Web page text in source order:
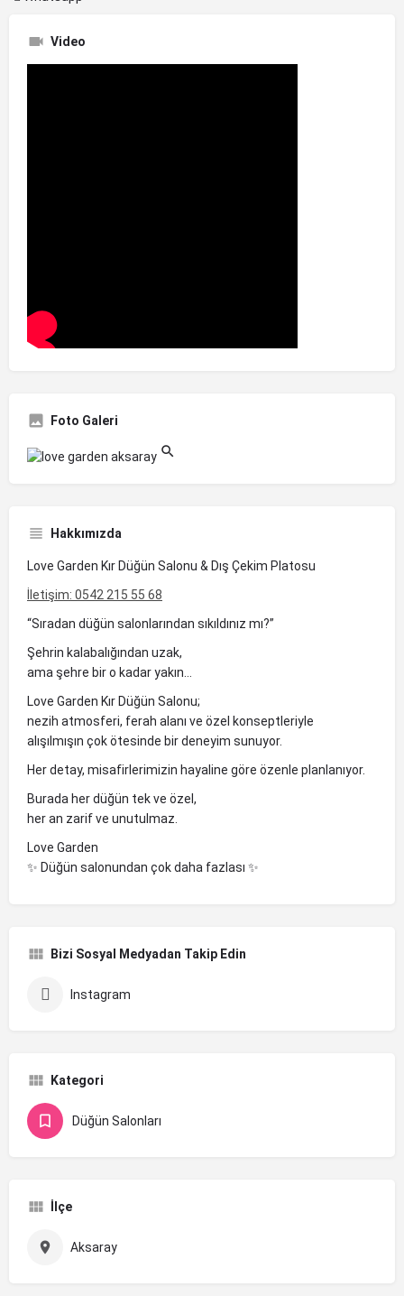
Video
Foto Galeri
Hakkımızda
Love Garden Kır Düğün Salonu & Dış Çekim Platosu
İletişim: 0542 215 55 68
“Sıradan düğün salonlarından sıkıldınız mı?”
Şehrin kalabalığından uzak,
ama şehre bir o kadar yakın…
Love Garden Kır Düğün Salonu;
nezih atmosferi, ferah alanı ve özel konseptleriyle
alışılmışın çok ötesinde bir deneyim sunuyor.
Her detay, misafirlerimizin hayaline göre özenle planlanıyor.
Burada her düğün tek ve özel,
her an zarif ve unutulmaz.
Love Garden
✨ Düğün salonundan çok daha fazlası ✨
Bizi Sosyal Medyadan Takip Edin
Instagram
Kategori
Düğün Salonları
İlçe
Aksaray